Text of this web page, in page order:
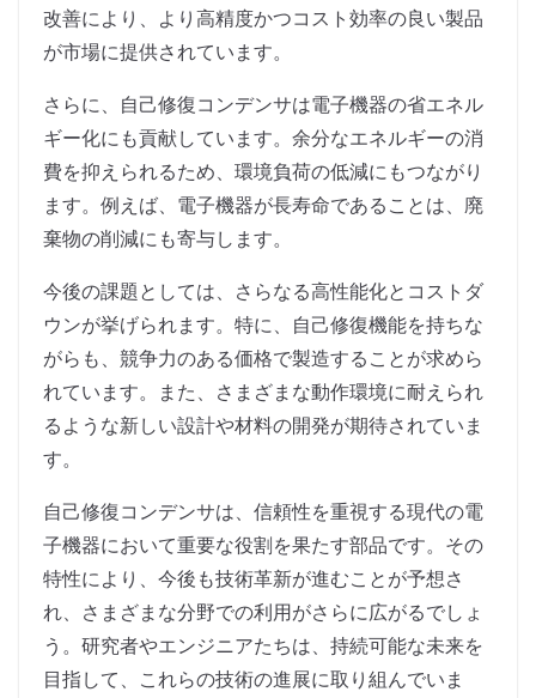
改善により、より高精度かつコスト効率の良い製品
が市場に提供されています。
さらに、自己修復コンデンサは電子機器の省エネル
ギー化にも貢献しています。余分なエネルギーの消
費を抑えられるため、環境負荷の低減にもつながり
ます。例えば、電子機器が長寿命であることは、廃
棄物の削減にも寄与します。
今後の課題としては、さらなる高性能化とコストダ
ウンが挙げられます。特に、自己修復機能を持ちな
がらも、競争力のある価格で製造することが求めら
れています。また、さまざまな動作環境に耐えられ
るような新しい設計や材料の開発が期待されていま
す。
自己修復コンデンサは、信頼性を重視する現代の電
子機器において重要な役割を果たす部品です。その
特性により、今後も技術革新が進むことが予想さ
れ、さまざまな分野での利用がさらに広がるでしょ
う。研究者やエンジニアたちは、持続可能な未来を
目指して、これらの技術の進展に取り組んでいま